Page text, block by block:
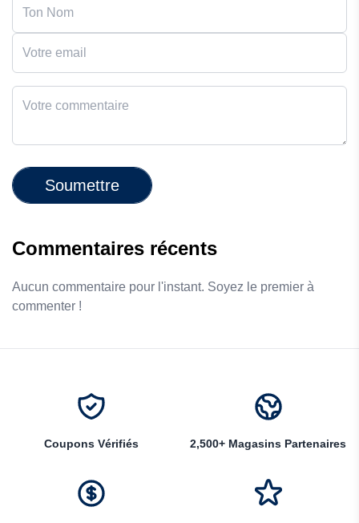
Soumettre
Commentaires récents
Aucun commentaire pour l'instant. Soyez le premier à
commenter !
Coupons Vérifiés 2,500+ Magasins Partenaires